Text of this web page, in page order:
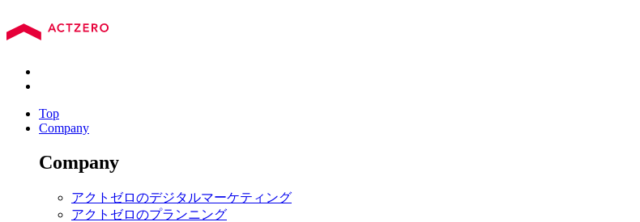
Top
Company
Company
アクトゼロのデジタルマーケティング
アクトゼロのプランニング